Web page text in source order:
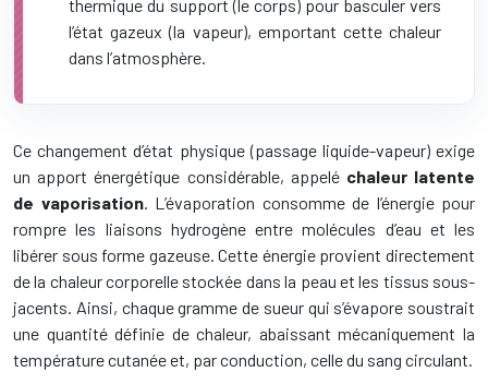
thermique du support (le corps) pour basculer vers
l’état gazeux (la vapeur), emportant cette chaleur
dans l’atmosphère.
Ce changement d’état physique (passage liquide-vapeur) exige
un apport énergétique considérable, appelé chaleur latente
de vaporisation. L’évaporation consomme de l’énergie pour
rompre les liaisons hydrogène entre molécules d’eau et les
libérer sous forme gazeuse. Cette énergie provient directement
de la chaleur corporelle stockée dans la peau et les tissus sous-
jacents. Ainsi, chaque gramme de sueur qui s’évapore soustrait
une quantité définie de chaleur, abaissant mécaniquement la
température cutanée et, par conduction, celle du sang circulant.